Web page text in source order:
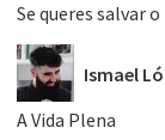
Se queres salvar
Ismael
A Vida Plena